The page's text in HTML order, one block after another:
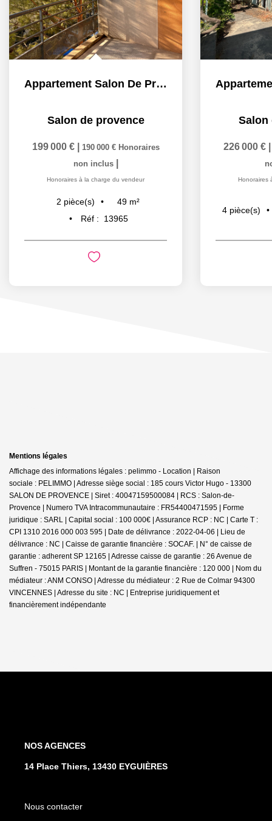
Appartement Salon De Provence 2 pièce(s) 48.65 m2 terrasse...
Salon de provence
199 000 € 190 000 € Honoraires
non inclus
Honoraires à la charge du vendeur
2 pièce(s) 49 m²
Réf :
13965
Salon
226 000 €
Honoraires
4 pièce(s)
Mentions légales
Affichage des informations légales : pelimmo - Location | Raison
sociale : PELIMMO | Adresse siège social : 185 cours Victor Hugo - 13300
SALON DE PROVENCE | Siret : 40047159500084 | RCS : Salon-de-
Provence | Numero TVA Intracommunautaire : FR54400471595 | Forme
juridique : SARL | Capital social : 100 000€ | Assurance RCP : NC | Carte T :
CPI 1310 2016 000 003 595 | Date de délivrance : 2022-04-06 | Lieu de
délivrance : NC | Caisse de garantie financière : SOCAF. | N° de caisse de
garantie : adherent SP 12165 | Adresse caisse de garantie : 26 Avenue de
Suffren - 75015 PARIS | Montant de la garantie financière : 120 000 | Nom du
médiateur : ANM CONSO | Adresse du médiateur : 2 Rue de Colmar 94300
VINCENNES | Adresse du site : NC | Entreprise juridiquement et
financièrement indépendante
NOS AGENCES
14 Place Thiers, 13430 EYGUIÈRES
Nous contacter